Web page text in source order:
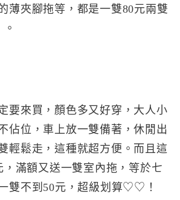
薄夾腳拖等，都是一雙80元兩雙
要來買，顏色多又好穿，大人小
佔位，車上放一雙備著，休閒出
輕鬆走，這種就超方便。而且這
，滿額又送一雙室內拖，等於七
雙不到50元，超級划算♡♡！